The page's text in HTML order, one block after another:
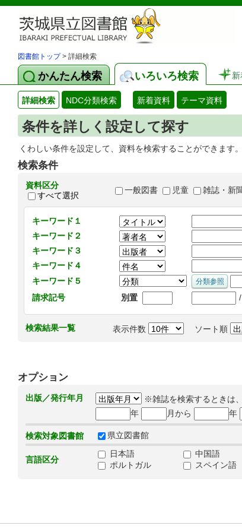
図書館トップ> 詳細検索
かんたん検索 いろいろ検索
詳細検索 NDC分類検索 新着資料 テーマ資料
条件を詳しく設定して探す
くわしい条件を設定して、資料を検索することができます。
検索条件
資料区分
すべて選択
一般図書 児童 雑誌・新
キーワード１
キーワード２
キーワード３
キーワード４
キーワード５
請求記号
別置 /
検索結果一覧 表示件数 ソート順
オプション
出版／発行年月
※雑誌を検索するときは
年
月から 年
検索対象図書館 県立図書館
言語区分
日本語 中国語
ポルトガル
スペイン語